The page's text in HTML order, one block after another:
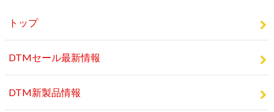
DTMセール最新情報
DTM新製品情報
DTMニュース